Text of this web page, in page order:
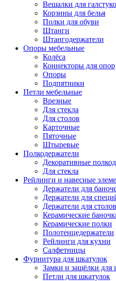
Вешалки для
Корзины для белья
Полки для обуви
Штанги
Штангодержатели
Опоры мебельные
Колёса
Коннекторы для опор
Опоры
Подпятники
Петли мебельные
Врезные
Для стекла
Для столов
Карточные
Пяточные
Штыревые
Полкодержатели
Декоративные
Для стекла
Рейлинги и навесные
Держатели для
Держатели для
Держатели для
Керамические
Керамические полки
Полотенцедержатели
Рейлинги для кухни
Салфетницы
Фурнитура для шкатулок
Замки и защёлки для
Петли для шкатулок